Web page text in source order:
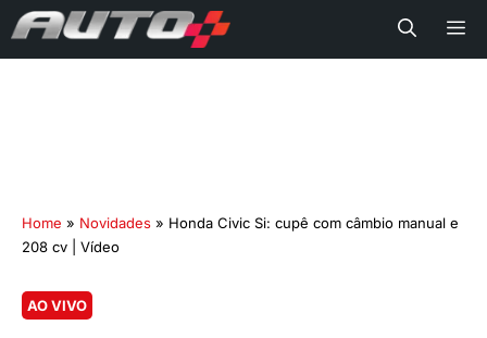
Home » Novidades » Honda Civic Si: cupê com câmbio manual e
208 cv | Vídeo
AO VIVO